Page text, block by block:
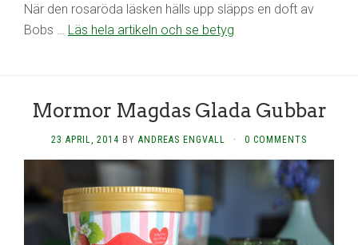
När den rosaröda läsken hälls upp släpps en doft av
Bobs … Läs hela artikeln och se betyg
Mormor Magdas Glada Gubbar
23 APRIL, 2014 BY ANDREAS ENGVALL · 0 COMMENTS